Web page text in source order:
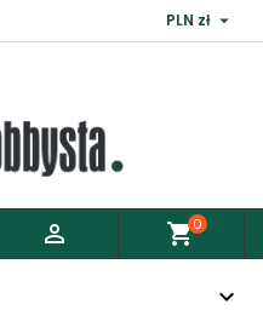
PLN zł 
 shopping_cart0